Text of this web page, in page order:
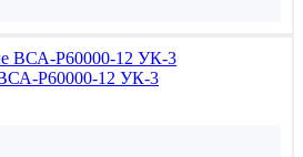
Р60000-12 УК-3